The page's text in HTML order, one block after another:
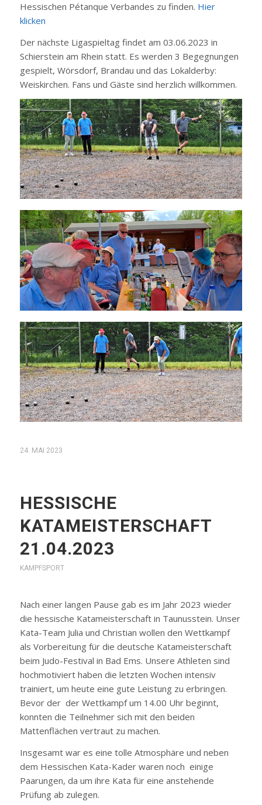
Hessischen Pétanque Verbandes zu finden. Hier
klicken
Der nächste Ligaspieltag findet am 03.06.2023 in
Schierstein am Rhein statt. Es werden 3 Begegnungen
gespielt, Wörsdorf, Brandau und das Lokalderby:
Weiskirchen. Fans und Gäste sind herzlich willkommen.
24. MAI 2023
HESSISCHE
KATAMEISTERSCHAFT
21.04.2023
KAMPFSPORT
Nach einer langen Pause gab es im Jahr 2023 wieder
die hessische Katameisterschaft in Taunusstein. Unser
Kata-Team Julia und Christian wollen den Wettkampf
als Vorbereitung für die deutsche Katameisterschaft
beim Judo-Festival in Bad Ems. Unsere Athleten sind
hochmotiviert haben die letzten Wochen intensiv
trainiert, um heute eine gute Leistung zu erbringen.
Bevor der der Wettkampf um 14.00 Uhr beginnt,
konnten die Teilnehmer sich mit den beiden
Mattenflächen vertraut zu machen.
Insgesamt war es eine tolle Atmosphäre und neben
dem Hessischen Kata-Kader waren noch einige
Paarungen, da um ihre Kata für eine anstehende
Prüfung ab zulegen.